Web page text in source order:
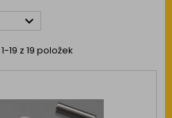

19 z 19 položek